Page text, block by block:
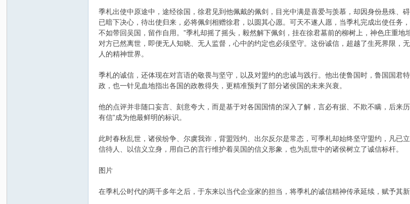
季札出使中原途中，途经徐国，徐君见到他佩戴的佩剑，目光中满是喜爱与羡慕，却因身份悬殊
已暗下决心，待出使归来，必将佩剑相赠徐君，以圆其心愿。可天不遂人愿，当季札完成出使任务
不如带回吴国，留作自用。”季札却摇了摇头，毅然解下佩剑，挂在徐君墓前的柳树上，神色庄重
对方已然离世，即便无人知晓、无人监督，心中的约定也必须坚守。这份诚信，超越了生死界限，
人的精神世界。
季札的诚信，还体现在对言语的敬畏与坚守，以及对盟约的忠诚与践行。他出使鲁国时，鲁国国
政，也一针见血地指出各国的政教得失，更精准预判了部分诸侯国的未来兴衰。
他的点评并非随口妄言、刻意夸大，而是基于对各国国情的深入了解，言必有据、不欺不瞒，后来
有信”成为他最鲜明的标识。
此时春秋乱世，诸侯纷争、尔虞我诈，背盟毁约、出尔反尔是常态，可季札却始终坚守盟约，凡
信待人、以信义立身，用自己的言行维护着吴国的信义形象，也为乱世中的诸侯树立了诚信标杆。
图片
在季札公时代的两千多年之后，于东来以当代企业家的担当，将季札的诚信精神传承延续，赋予其